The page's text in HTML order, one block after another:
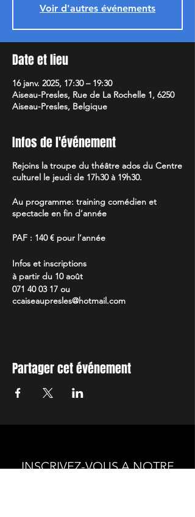
Voir d'autres événements
Date et lieu
16 janv. 2025, 17:30 – 19:30
Aiseau-Presles, Rue de La Rochelle 1, 6250
Aiseau-Presles, Belgique
Infos de l'événement
Rejoins la troupe du théâtre ados du Centre
culturel le jeudi de 17h30 à 19h30.
Au programme: training comédien et
spectacle en fin d’année
PAF : 140 € pour l’année
Infos et inscriptions
à partir du 10 août
071 40 03 17 ou
ccaiseaupresles@hotmail.com
Partager cet événement
INSCRIVEZ-VOUS A NOTRE